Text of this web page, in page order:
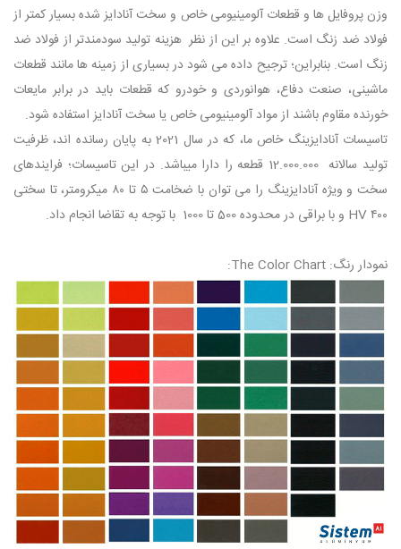
وزن پروفایل ها و قطعات آلومینیومی خاص و سخت آنادایز شده بسیار کمتر از
فولاد ضد زنگ است. علاوه بر این از نظر هزینه تولید سودمندتر از فولاد ضد
زنگ است. بنابراین؛ ترجیح داده می شود در بسیاری از زمینه ها مانند قطعات
ماشینی، صنعت دفاع، هوانوردی و خودرو که قطعات باید در برابر مایعات
خورنده مقاوم باشند از مواد آلومینیومی خاص یا سخت آنادایز استفاده شود.
تاسیسات آنادایزینگ خاص ما، که در سال 2021 به پایان رسانده اند، ظرفیت
تولید سالانه 12.000.000 قطعه را دارا میباشد. در اين تاسيسات؛ فرایندهای
سخت و ویژه آنادایزینگ را می توان با ضخامت ۵ تا ۸۰ میکرومتر، تا سختی
۴۰۰ HV و با براقی در محدوده 500 تا 1000 با توجه به تقاضا انجام داد.
نمودار رنگ: The Color Chart: